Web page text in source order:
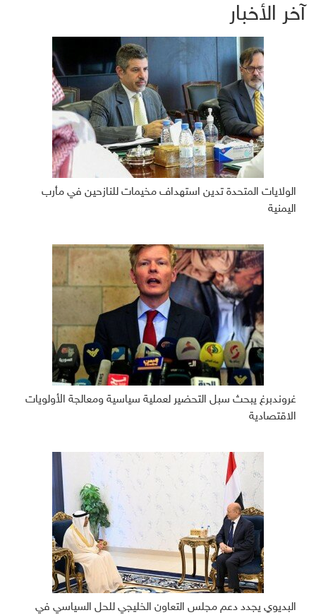
آخر الأخبار
الولايات المتحدة تدين استهداف مخيمات للنازحين في مأرب
اليمنية
غروندبرغ يبحث سبل التحضير لعملية سياسية ومعالجة الأولويات
الاقتصادية
البديوي يجدد دعم مجلس التعاون الخليجي للحل السياسي في